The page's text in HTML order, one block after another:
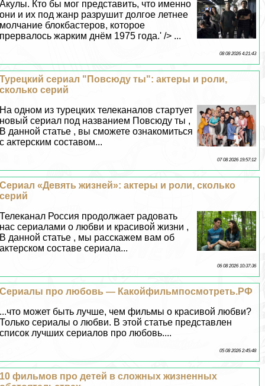
Акулы. Кто бы мог представить, что именно
они и их под жанр разрушит долгое летнее
молчание блокбастеров, которое
прервалось жарким днём 1975 года.' /> ...
08 08 2026 4:21:43
Турецкий сериал "Повсюду ты": актеры и роли,
сколько серий
На одном из турецких телеканалов стартует
новый сериал под названием Повсюду ты ,
В данной статье , вы сможете ознакомиться
с актерским составом...
07 08 2026 19:57:12
Сериал «Девять жизней»: актеры и роли, сколько
серий
Телеканал Россия продолжает радовать
нас сериалами о любви и красивой жизни ,
В данной статье , мы расскажем вам об
актерском составе сериала...
06 08 2026 10:37:36
Сериалы про любовь — Какойфильмпосмотреть.РФ
...что может быть лучше, чем фильмы о красивой любви?
Только сериалы о любви. В этой статье представлен
список лучших сериалов про любовь....
05 08 2026 2:45:48
10 фильмов про детей в сложных жизненных